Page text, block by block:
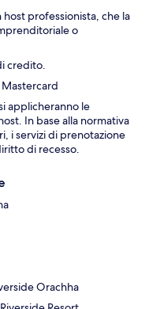
professionista, che la
o
credito.
applicheranno le
In base alla normativa
i servizi di prenotazione
di recesso.
Orachha